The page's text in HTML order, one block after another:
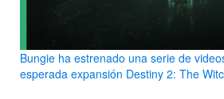
Bungie ha estrenado una serie de
esperada expansión Destiny 2: The